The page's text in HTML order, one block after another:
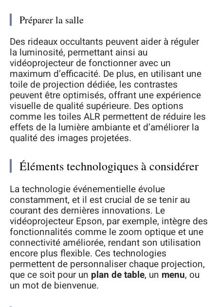
Préparer la salle
Des rideaux occultants peuvent aider à réguler
la luminosité, permettant ainsi au
vidéoprojecteur de fonctionner avec un
maximum d’efficacité. De plus, en utilisant une
toile de projection dédiée, les contrastes
peuvent être optimisés, offrant une expérience
visuelle de qualité supérieure. Des options
comme les toiles ALR permettent de réduire les
effets de la lumière ambiante et d’améliorer la
qualité des images projetées.
Éléments technologiques à considérer
La technologie événementielle évolue
constamment, et il est crucial de se tenir au
courant des dernières innovations. Le
vidéoprojecteur Epson, par exemple, intègre des
fonctionnalités comme le zoom optique et une
connectivité améliorée, rendant son utilisation
encore plus flexible. Ces technologies
permettent de personnaliser chaque projection,
que ce soit pour un plan de table, un menu, ou
un mot de bienvenue.